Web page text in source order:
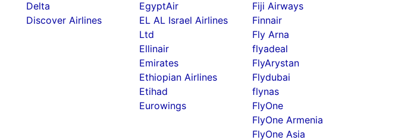
Delta
Discover Airlines
EgyptAir
EL AL Israel Airlines
Ltd
Ellinair
Emirates
Ethiopian Airlines
Etihad
Eurowings
Fiji Airways
Finnair
Fly Arna
flyadeal
FlyArystan
Flydubai
flynas
FlyOne
FlyOne Armenia
FlyOne Asia